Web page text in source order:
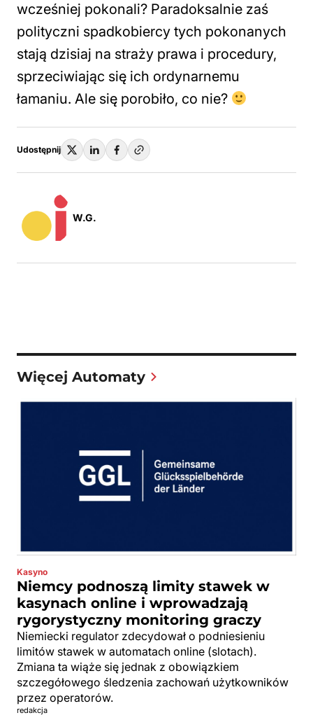
wcześniej pokonali? Paradoksalnie zaś
polityczni spadkobiercy tych pokonanych
stają dzisiaj na straży prawa i procedury,
sprzeciwiając się ich ordynarnemu
łamaniu. Ale się porobiło, co nie?
Udostępnij
W.G.
Więcej Automaty
Kasyno
Niemcy podnoszą limity stawek w
kasynach online i wprowadzają
rygorystyczny monitoring graczy
Niemiecki regulator zdecydował o podniesieniu
limitów stawek w automatach online (slotach).
Zmiana ta wiąże się jednak z obowiązkiem
szczegółowego śledzenia zachowań użytkowników
przez operatorów.
redakcja